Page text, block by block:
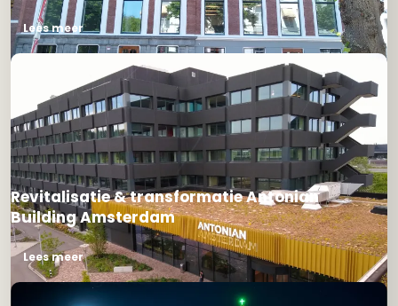
Lees meer
Revitalisatie & transformatie Antonian
Building Amsterdam
Lees meer